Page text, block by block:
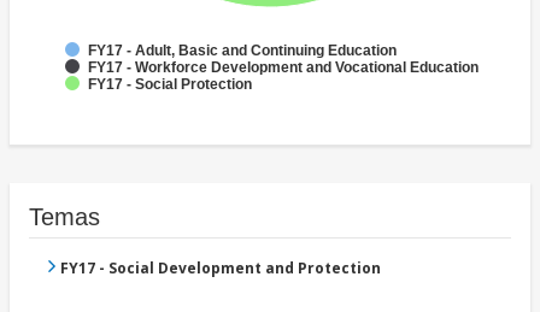
FY17 - Adult, Basic and Continuing Education
FY17 - Workforce Development and Vocational Education
FY17 - Social Protection
Temas
FY17 - Social Development and Protection